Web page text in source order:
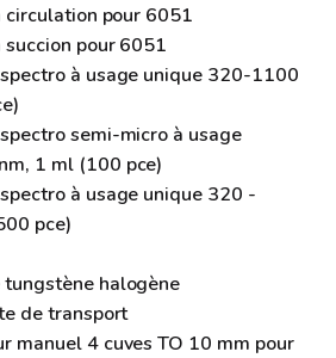
circulation pour 6051
pour 6051
à usage unique 320-1100
semi-micro à usage
1 ml (100 pce)
à usage unique 320 -
pce)
halogène
de transport
manuel 4 cuves TO 10 mm pour